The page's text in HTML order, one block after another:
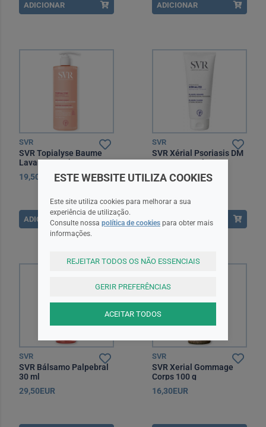
ADICIONAR ADICIONAR
SVR
SVR Topialyse Baume
Lavant 400ml
19,50EUR
ADICIONAR
SVR
SVR Xérial Psoriasis DM
Creme 200 ml
19,95EUR
ADICIONAR
SVR
SVR Bálsamo Palpebral
30 ml
29,50EUR
SVR
SVR Xerial Gommage
Corps 100 g
16,30EUR
ESTE WEBSITE UTILIZA COOKIES
Este site utiliza cookies para melhorar a sua
experiência de utilização.
Consulte nossa política de cookies para obter mais
informações.
REJEITAR TODOS OS NÃO ESSENCIAIS
GERIR PREFERÊNCIAS
ACEITAR TODOS